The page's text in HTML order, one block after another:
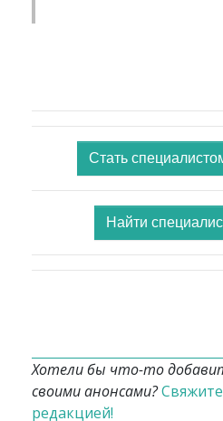
Стать
Найти
Хотели бы что-то
своими анонсами?
редакцией!